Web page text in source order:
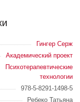
Гингер Серж
Академический проект
Психотерапевтические
технологии
978-5-8291-1498-5
Ребеко Татьяна